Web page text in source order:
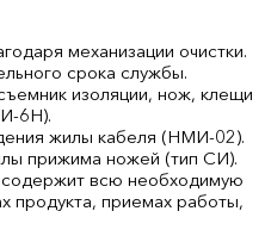
механизации очистки.
срока службы.
изоляции, нож, клещи
6Н).
жилы кабеля (НМИ-02).
прижима ножей (тип СИ).
всю необходимую
приемах работы,